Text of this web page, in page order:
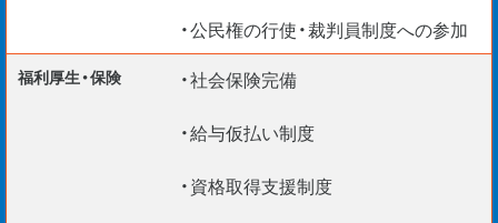
就労ビザの更新もサポートいたしますので、
外国籍のエンジニアも安心してご活躍頂けますよ！
・公民権の行使・裁判員制度への参加
福利厚生・保険
・社会保険完備
・給与仮払い制度
・資格取得支援制度